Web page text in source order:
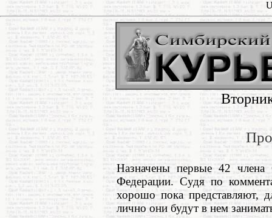
Назначены первые 42
Федерации. Судя по
хорошо пока представляют,
лично они будут в нем